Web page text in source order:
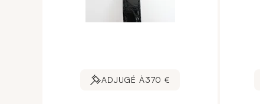
ADJUGÉ À370 €